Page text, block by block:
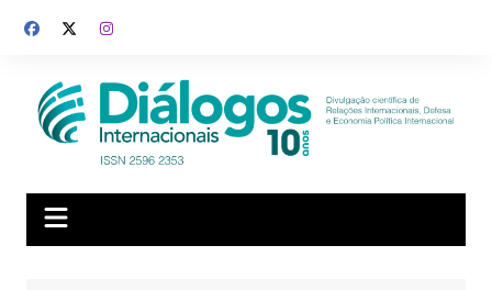
para
conteúdo